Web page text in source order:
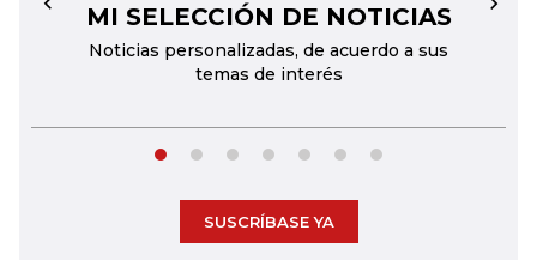
MI SELECCIÓN DE NOTICIAS
Noticias personalizadas, de acuerdo a sus
temas de interés
← →
SUSCRÍBASE YA